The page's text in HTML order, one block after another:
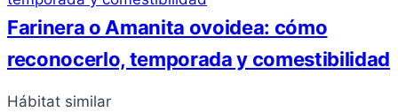
Farinera o Amanita ovoidea: cómo
reconocerlo, temporada y comestibilidad
Hábitat similar